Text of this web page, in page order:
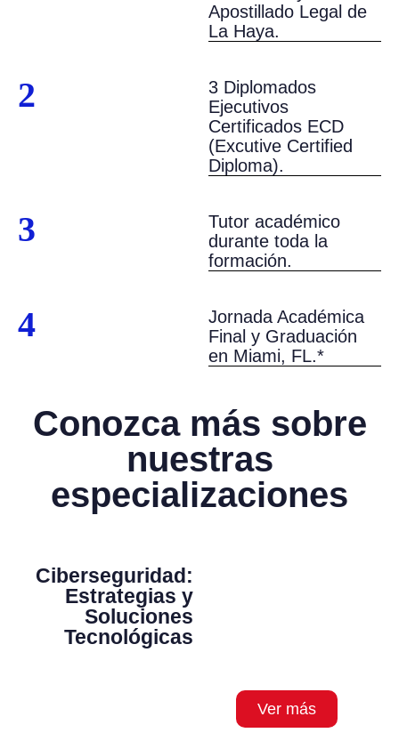
Apostillado Legal de
La Haya.
2
3 Diplomados
Ejecutivos
Certificados ECD
(Excutive Certified
Diploma).
3
Tutor académico
durante toda la
formación.
4
Jornada Académica
Final y Graduación
en Miami, FL.*
Conozca más sobre
nuestras
especializaciones
Ciberseguridad:
Estrategias y
Soluciones
Tecnológicas
Ver más